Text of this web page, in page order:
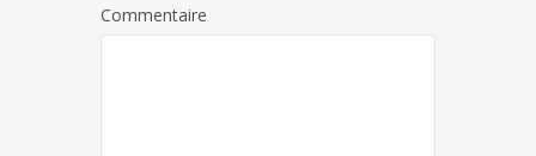
Commentaire